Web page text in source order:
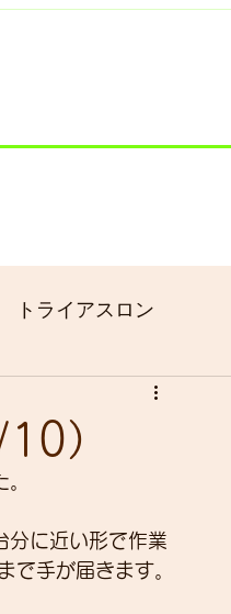
トライアスロン
ーター 動画
）
分に近い形で作業
で手が届きます。